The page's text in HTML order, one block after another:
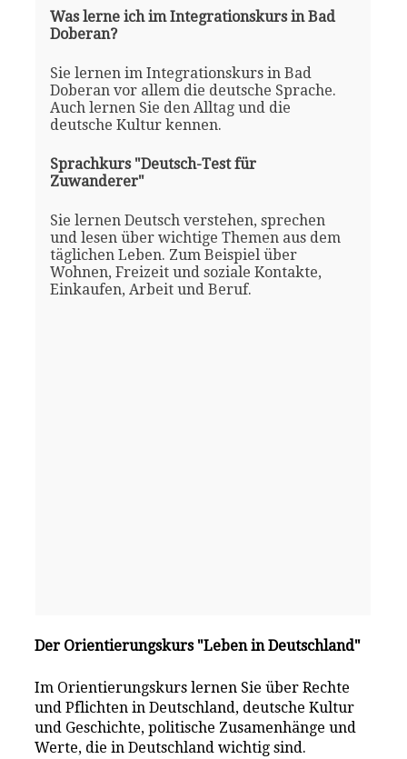
Was lerne ich im Integrationskurs in Bad
Doberan?
Sie lernen im Integrationskurs in Bad
Doberan vor allem die deutsche Sprache.
Auch lernen Sie den Alltag und die
deutsche Kultur kennen.
Sprachkurs "Deutsch-Test für
Zuwanderer"
Sie lernen Deutsch verstehen, sprechen
und lesen über wichtige Themen aus dem
täglichen Leben. Zum Beispiel über
Wohnen, Freizeit und soziale Kontakte,
Einkaufen, Arbeit und Beruf.
Der Orientierungskurs "Leben in Deutschland"
Im Orientierungskurs lernen Sie über Rechte
und Pflichten in Deutschland, deutsche Kultur
und Geschichte, politische Zusamenhänge und
Werte, die in Deutschland wichtig sind.